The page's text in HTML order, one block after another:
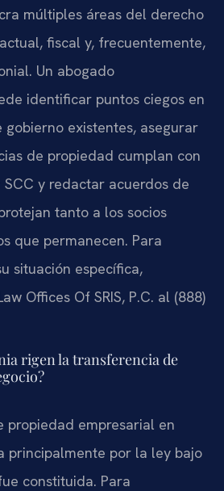
múltiples áreas del derecho
fiscal y, frecuentemente,
Un abogado
identificar puntos ciegos en
gobierno existentes, asegurar
de propiedad cumplan con
y redactar acuerdos de
tanto a los socios
que permanecen. Para
situación específica,
Offices Of SRIS, P.C. al (888)
rigen la transferencia de
propiedad empresarial en
principalmente por la ley bajo
constituida. Para